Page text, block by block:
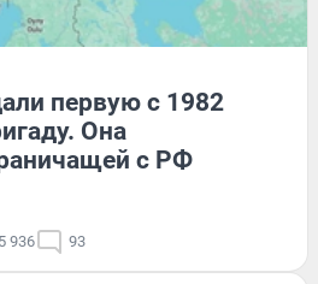
первую с 1982
Она
с РФ
5 936 93